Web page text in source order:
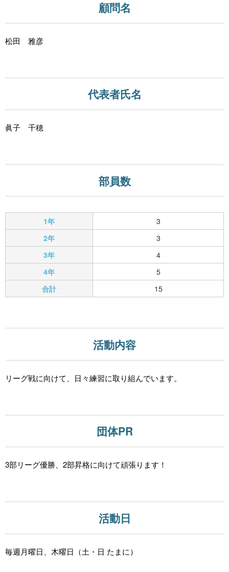
顧問名
松田 雅彦
代表者氏名
眞子 千穂
部員数
1年
3
2年
3
3年
4
4年
5
合計
15
活動内容
リーグ戦に向けて、日々練習に取り組んでいます。
団体PR
3部リーグ優勝、2部昇格に向けて頑張ります！
活動日
毎週月曜日、木曜日（土・日 たまに）